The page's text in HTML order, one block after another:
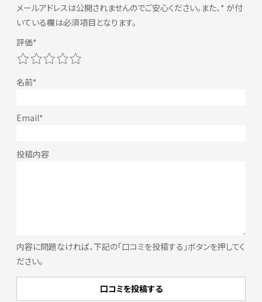
メールアドレスは公開されませんのでご安心ください。また、 * が付
いている欄は必須項目となります。
内容に問題なければ、下記の「口コミを投稿する」ボタンを押してく
ださい。
5
4
3
2